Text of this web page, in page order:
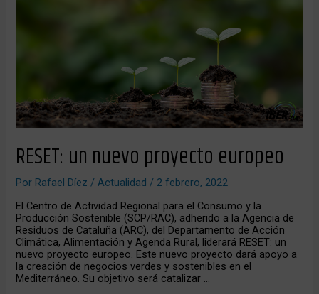
RESET: un nuevo proyecto europeo
Por Rafael Díez/Actualidad / 2 febrero, 2022
El Centro de Actividad Regional para el Consumo y la
Producción Sostenible (SCP/RAC), adherido a la Agencia de
Residuos de Cataluña (ARC), del Departamento de Acción
Climática, Alimentación y Agenda Rural, liderará RESET: un
nuevo proyecto europeo. Este nuevo proyecto dará apoyo a
la creación de negocios verdes y sostenibles en el
Mediterráneo. Su objetivo será catalizar …